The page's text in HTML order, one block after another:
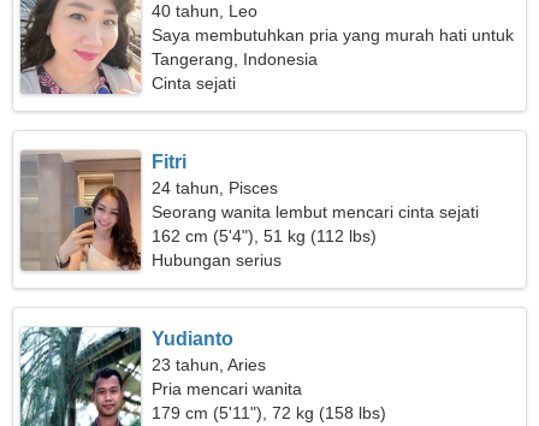
40 tahun, Leo
Saya membutuhkan pria yang murah hati untuk
bersenang-senang
Tangerang, Indonesia
Cinta sejati
Fitri
24 tahun, Pisces
Seorang wanita lembut mencari cinta sejati
162 cm (5'4"), 51 kg (112 lbs)
Hubungan serius
Yudianto
23 tahun, Aries
Pria mencari wanita
179 cm (5'11"), 72 kg (158 lbs)